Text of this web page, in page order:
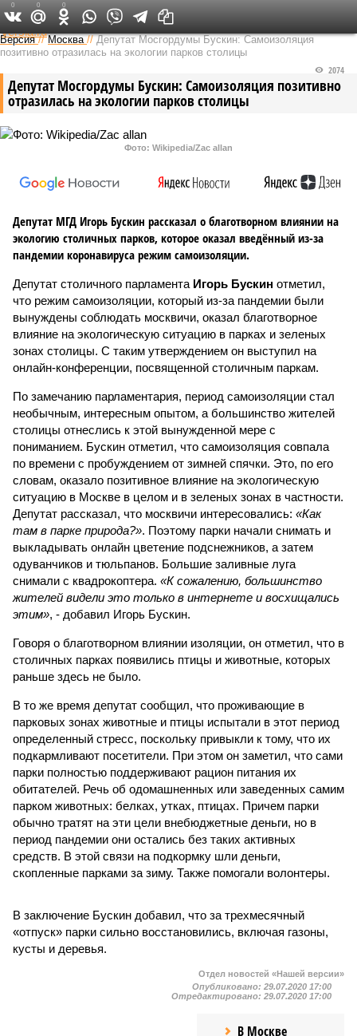
Федеральный выпуск
Версия //Москва //Депутат Мосгордумы Бускин: Самоизоляция
позитивно отразилась на экологии парков столицы
Депутат Мосгордумы Бускин: Самоизоляция позитивно
отразилась на экологии парков столицы
2074
Фото: Wikipedia/Zac allan
Депутат МГД Игорь Бускин рассказал о благотворном влиянии на
экологию столичных парков, которое оказал введённый из-за
пандемии коронавируса режим самоизоляции.
Депутат столичного парламента Игорь Бускин отметил,
что режим самоизоляции, который из-за пандемии были
вынуждены соблюдать москвичи, оказал благотворное
влияние на экологическую ситуацию в парках и зеленых
зонах столицы. С таким утверждением он выступил на
онлайн-конференции, посвященной столичным паркам.
По замечанию парламентария, период самоизоляции стал
необычным, интересным опытом, а большинство жителей
столицы отнеслись к этой вынужденной мере с
пониманием. Бускин отметил, что самоизоляция совпала
по времени с пробуждением от зимней спячки. Это, по его
словам, оказало позитивное влияние на экологическую
ситуацию в Москве в целом и в зеленых зонах в частности.
Депутат рассказал, что москвичи интересовались: «Как
там в парке природа?». Поэтому парки начали снимать и
выкладывать онлайн цветение подснежников, а затем
одуванчиков и тюльпанов. Большие заливные луга
снимали с квадрокоптера. «К сожалению, большинство
жителей видели это только в интернете и восхищались
этим», - добавил Игорь Бускин.
Говоря о благотворном влиянии изоляции, он отметил, что в
столичных парках появились птицы и животные, которых
раньше здесь не было.
В то же время депутат сообщил, что проживающие в
парковых зонах животные и птицы испытали в этот период
определенный стресс, поскольку привыкли к тому, что их
подкармливают посетители. При этом он заметил, что сами
парки полностью поддерживают рацион питания их
обитателей. Речь об одомашненных или заведенных самим
парком животных: белках, утках, птицах. Причем парки
обычно тратят на эти цели внебюджетные деньги, но в
период пандемии они остались без таких активных
средств. В этой связи на подкормку шли деньги,
скопленные парками за зиму. Также помогали волонтеры.
В заключение Бускин добавил, что за трехмесячный
«отпуск» парки сильно восстановились, включая газоны,
кусты и деревья.
0 0 0
Отдел новостей «Нашей версии»
Опубликовано: 29.07.2020 17:00
Отредактировано: 29.07.2020 17:00
В Москве